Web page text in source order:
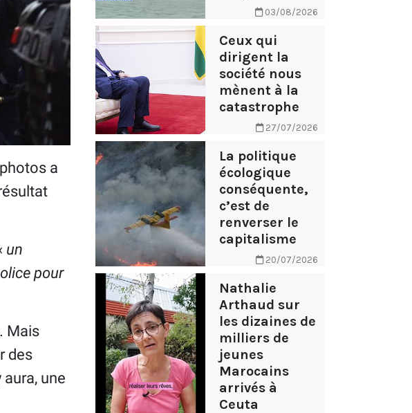
a
un
pour
Mais
des
une
03/08/2026
Ceux qui
dirigent la
société nous
mènent à la
catastrophe
27/07/2026
La politique
écologique
conséquente,
c’est de
renverser le
capitalisme
20/07/2026
Nathalie
Arthaud sur
les dizaines de
milliers de
jeunes
Marocains
arrivés à
Ceuta